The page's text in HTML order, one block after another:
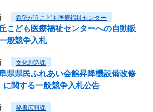
希望が丘こども医療福祉センター
こども医療福祉センターへの自動販
般競争入札
文化創造課
県県民ふれあい会館昇降機設備改修
に関する一般競争入札公告
秘書広報課